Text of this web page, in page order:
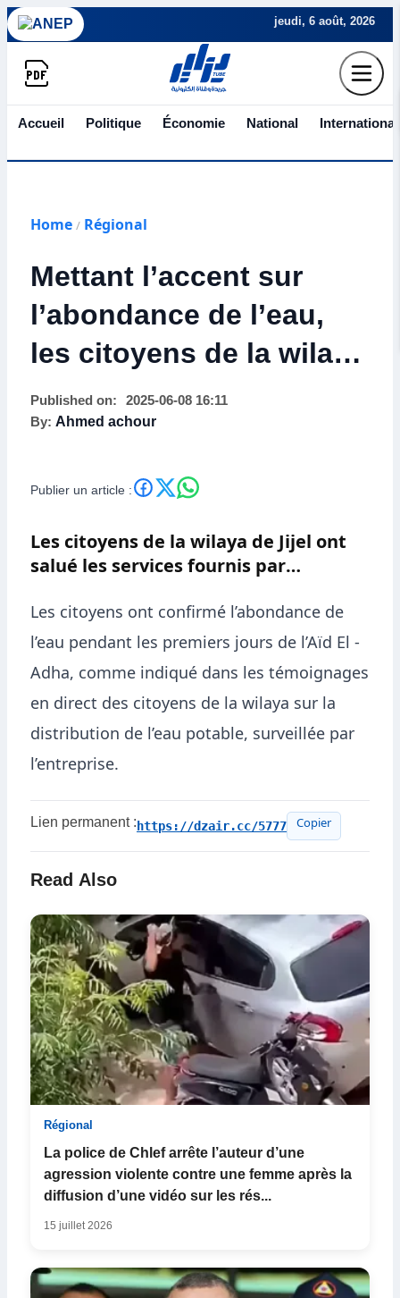
jeudi, 6 août, 2026
Accueil Politique Économie National International
Home / Régional
Mettant l’accent sur
l’abondance de l’eau,
les citoyens de la wilaya
de Jijel font l’éloge des
services de l’ADE
pendant l’Aïd El -Adha
Published on:
2025-06-08 16:11
By: Ahmed achour
Publier un article :
Les citoyens de la wilaya de Jijel ont
salué les services fournis par
premier jour de l’Aïd El -Adha.
Les citoyens ont confirmé l’abondance de
l’eau pendant les premiers jours de l’Aïd El -
Adha, comme indiqué dans les témoignages
en direct des citoyens de la wilaya sur la
distribution de l’eau potable, surveillée par
l’entreprise.
Lien permanent :https://dzair.cc/5777 Copier
Read Also
Régional
La police de Chlef arrête l’auteur d’une
agression violente contre une femme après la
diffusion d’une vidéo sur les rés...
15 juillet 2026